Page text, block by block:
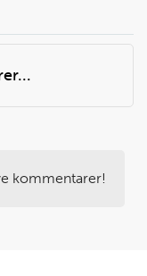
kommentarer!